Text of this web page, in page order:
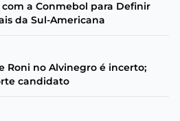
a Conmebol para Definir
da Sul-Americana
Roni no Alvinegro é incerto;
candidato